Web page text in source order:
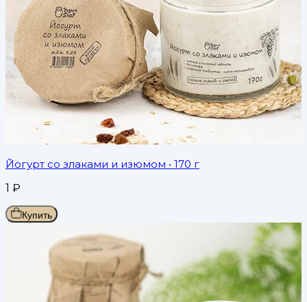
Йогурт со злаками и изюмом • 170 г
1 ₽
Купить